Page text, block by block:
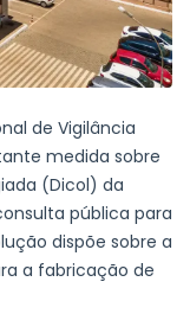
de Vigilância
medida sobre
(Dicol) da
pública para
dispõe sobre a
a fabricação de